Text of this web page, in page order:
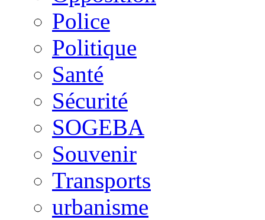
Police
Politique
Santé
Sécurité
SOGEBA
Souvenir
Transports
urbanisme